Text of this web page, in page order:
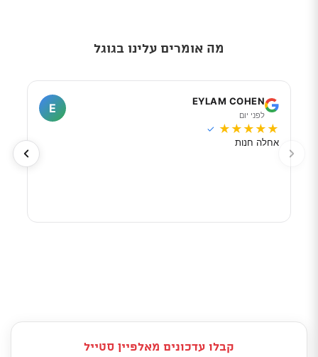
מה אומרים עלינו בגוגל
EYLAM COHEN
לפני יום
E
★
★
★
★
★
✓
אחלה חנות
קבלו עדכונים מאלפיין סטייל